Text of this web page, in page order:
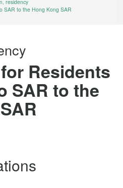
residency
SAR to the Hong Kong SAR
Residents
SAR to the